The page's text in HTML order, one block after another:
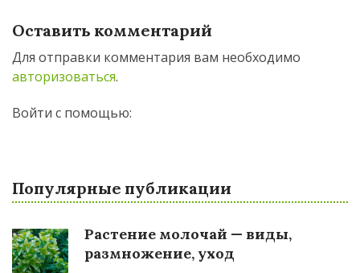
Оставить комментарий
Для отправки комментария вам необходимо
авторизоваться.
Войти с помощью:
Популярные публикации
Растение молочай — виды,
размножение, уход